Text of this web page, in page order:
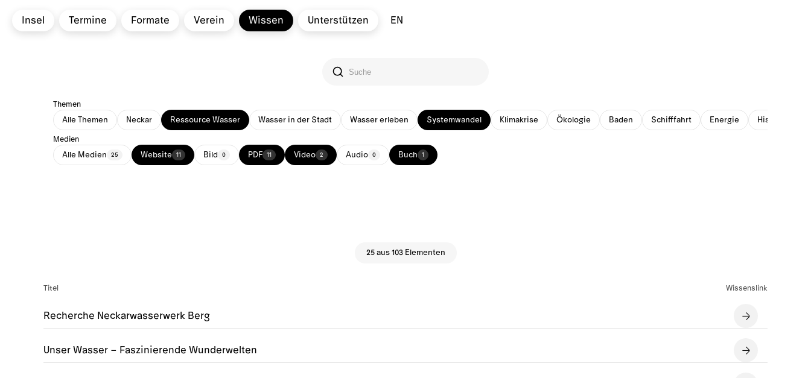
Insel Termine Formate Verein Wissen Unterstützen EN
Themen
Alle Themen Neckar Ressource Wasser Wasser in der Stadt Wasser erleben Systemwandel Klimakrise Ökologie Baden Schifffahrt Energie Historisches
Medien
Alle Medien 25 Website 11 Bild 0 PDF 11 Video 2 Audio 0 Buch 1
25 aus 103 Elementen
Titel Wissenslink
Recherche Neckarwasserwerk Berg
Unser Wasser – Faszinierende Wunderwelten